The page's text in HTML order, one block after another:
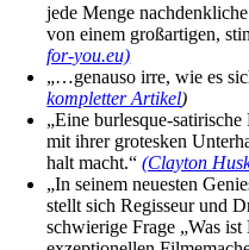
jede Menge
von einem großartigen,
for-you.eu)
„…genauso irre, wie es
kompletter Artikel)
„Eine burlesque-
mit ihrer grotesken
halt macht.“(Clayton
„In seinem neuesten
stellt sich Regisseur und
schwierige Frage „Was